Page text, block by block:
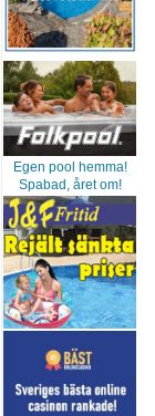
Egen pool hemma!
Spabad, året om!